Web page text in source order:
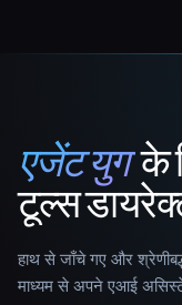
That AI
एजेंट युगके
टूल्स
हाथ से जाँचे गए और
माध्यम से अपने एआई